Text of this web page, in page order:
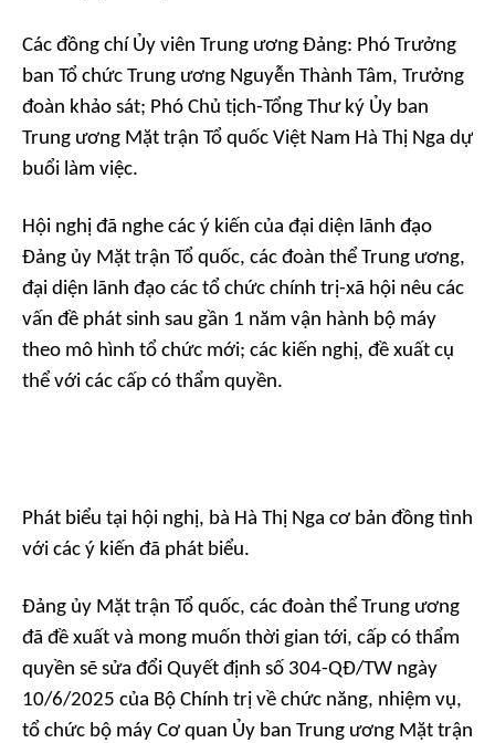
Các đồng chí Ủy viên Trung ương Đảng: Phó Trưởng
ban Tổ chức Trung ương Nguyễn Thành Tâm, Trưởng
đoàn khảo sát; Phó Chủ tịch-Tổng Thư ký Ủy ban
Trung ương Mặt trận Tổ quốc Việt Nam Hà Thị Nga dự
buổi làm việc.
Hội nghị đã nghe các ý kiến của đại diện lãnh đạo
Đảng ủy Mặt trận Tổ quốc, các đoàn thể Trung ương,
đại diện lãnh đạo các tổ chức chính trị-xã hội nêu các
vấn đề phát sinh sau gần 1 năm vận hành bộ máy
theo mô hình tổ chức mới; các kiến nghị, đề xuất cụ
thể với các cấp có thẩm quyền.
Phát biểu tại hội nghị, bà Hà Thị Nga cơ bản đồng tình
với các ý kiến đã phát biểu.
Đảng ủy Mặt trận Tổ quốc, các đoàn thể Trung ương
đã đề xuất và mong muốn thời gian tới, cấp có thẩm
quyền sẽ sửa đổi Quyết định số 304-QĐ/TW ngày
10/6/2025 của Bộ Chính trị về chức năng, nhiệm vụ,
tổ chức bộ máy Cơ quan Ủy ban Trung ương Mặt trận